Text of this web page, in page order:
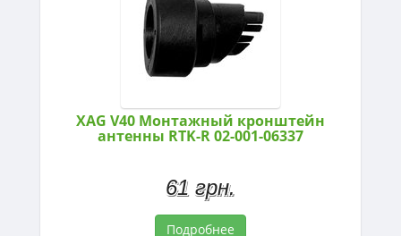
XAG V40 Монтажный кронштейн
антенны RTK-R 02-001-06337
61 грн.
Подробнее